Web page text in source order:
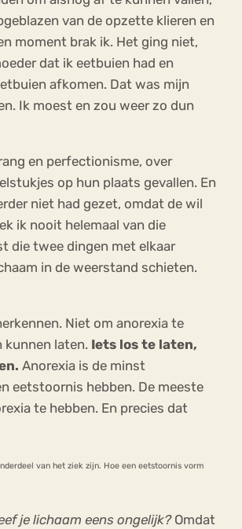
van de opzette klieren en
moment brak ik. Het ging niet,
dat ik eetbuien had en
afkomen. Dat was mijn
Ik moest en zou weer zo dun
en perfectionisme, over
op hun plaats gevallen. En
niet had gezet, omdat de wil
ik nooit helemaal van die
die twee dingen met elkaar
in de weerstand schieten.
Niet om anorexia te
kunnen laten. Iets los te laten,
Anorexia is de minst
eetstoornis hebben. De meeste
te hebben. En precies dat
van het ziek zijn. Hoe een eetstoornis vorm
je lichaam eens ongelijk?Omdat